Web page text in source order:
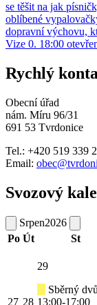
se těšit na jak
oblíbené
dopravní výchovu,
Vize 0. 18:00
Rychlý
Obecní úřad
nám. Míru 96/31
691 53 Tvrdonice
Tel.: +420 519 339
Email:
Svozový
Srpen2026
Po Út St
27 28
29
Sběrný
13:00-17:00